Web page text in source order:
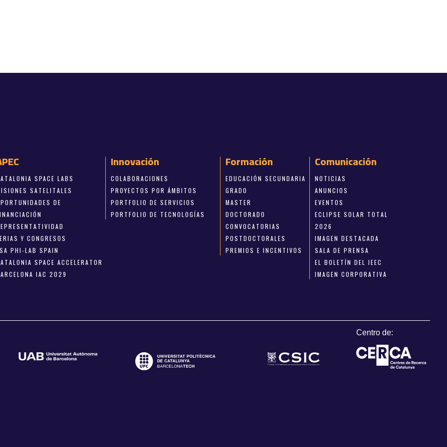
SPACE LABS
SATELITALES
DE
Y CONGRESOS
PHI-LAB SPAIN
SPACE ACCELERATOR
IAC 2029
Innovación
COLABORACIONES
PROYECTOS POR ÁMBITOS
PORTFOLIO DE SERVICIOS
PORTFOLIO DE TECNOLOGÍAS
Formación
EDUCACIÓN SECUNDARIA
GRADO
MASTER
DOCTORADO
CONVOCATORIAS
POSTDOCTORALES
PREMIOS E INCENTIVOS
Comunicación
NOTICIAS
ANUNCIOS
EVENTOS
ECLIPSE SOLAR TOTAL
2026
IMAGEN DESTACADA
SALA DE PRENSA
EL BOLETÍN DEL IEEC
IMAGEN CORPORATIVA
Centro de: